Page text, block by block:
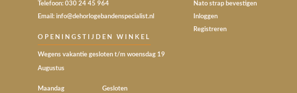
Telefoon: 030 24 45 964
Email: info@dehorlogebandenspecialist.nl
OPENINGSTIJDEN WINKEL
Wegens vakantie gesloten t/m woensdag 19
Augustus
Maandag Gesloten
Nato strap bevestigen
Inloggen
Registreren